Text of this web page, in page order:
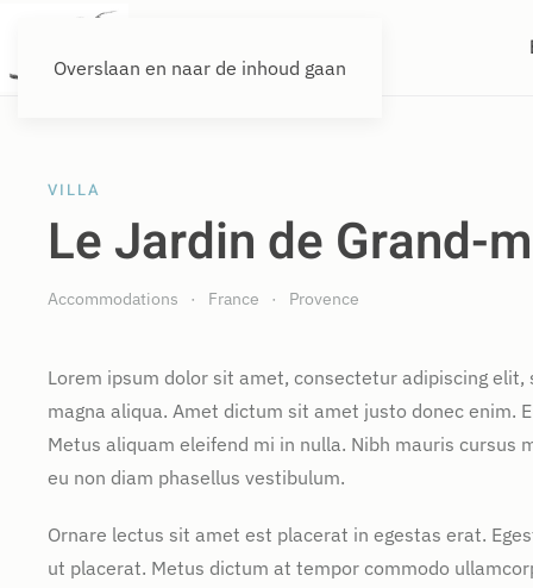
Overslaan en naar de inhoud gaan
VILLA
Le Jardin de Grand-
Accommodations France Provence
Lorem ipsum dolor sit amet, consectetur adipiscing
magna aliqua. Amet dictum sit amet justo donec enim.
Metus aliquam eleifend mi in nulla. Nibh mauris
eu non diam phasellus vestibulum.
Ornare lectus sit amet est placerat in egestas erat.
ut placerat. Metus dictum at tempor commodo